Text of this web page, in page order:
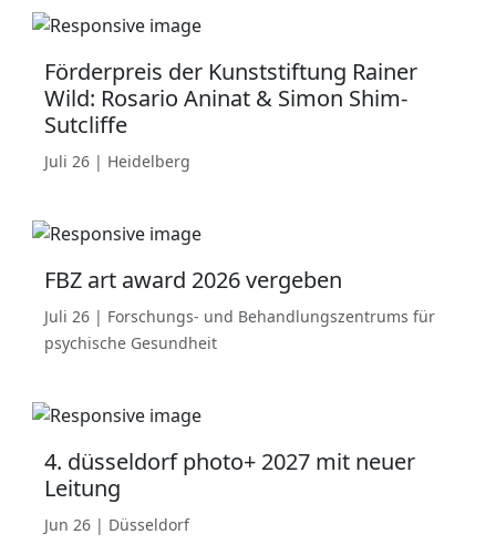
Förderpreis der Kunststiftung Rainer
Wild: Rosario Aninat & Simon Shim-
Sutcliffe
Juli 26 | Heidelberg
FBZ art award 2026 vergeben
Juli 26 | Forschungs- und Behandlungszentrums für
psychische Gesundheit
4. düsseldorf photo+ 2027 mit neuer
Leitung
Jun 26 | Düsseldorf